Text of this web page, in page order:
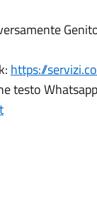
https://
testo